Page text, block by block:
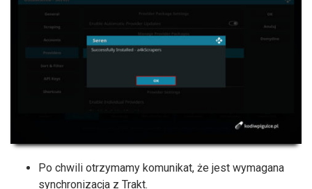
Po chwili otrzymamy komunikat, że jest wymagana
synchronizacja z Trakt.